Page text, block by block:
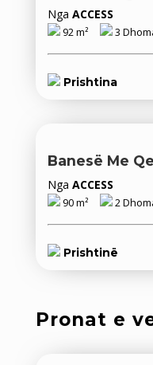
Nga ACCESS
92 m² 3
Prishtina
Banesë Me
Nga ACCESS
90 m² 2
Prishtinë
Pronat e